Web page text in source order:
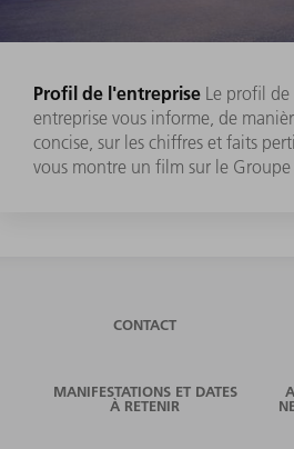
Profil de l'entreprise Le profil
entreprise vous informe, de
concise, sur les chiffres et faits
vous montre un film sur le Groupe
CONTACT
MANIFESTATIONS ET DATES
À RETENIR